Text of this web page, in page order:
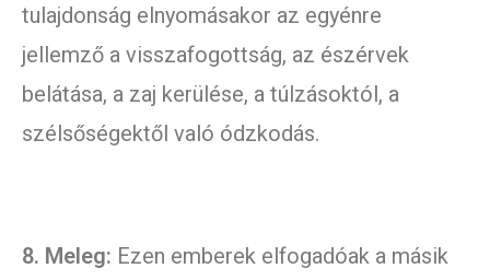
tulajdonság elnyomásakor az egyénre
jellemző a visszafogottság, az észérvek
belátása, a zaj kerülése, a túlzásoktól, a
szélsőségektől való ódzkodás.
8. Meleg: Ezen emberek elfogadóak a másik